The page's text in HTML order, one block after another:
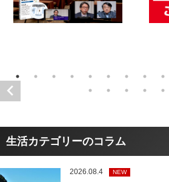
生活カテゴリーのコラム
2026.08.4 NEW